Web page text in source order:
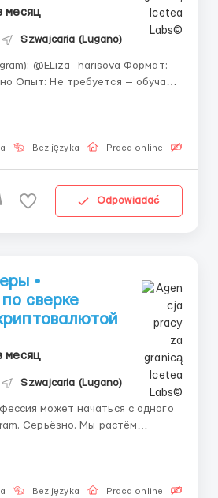
месяц
Szwajcaria (Lugano)
@ELiza_harisova Формат:
это не только про трейдинг.
и биржевых проце...
Bez języka Praca online
Odpowiadać
•
сверке
месяц
Szwajcaria (Lugano)
может начаться с одного
Серьёзно. Мы растём
работают на стыке
Bez języka Praca online